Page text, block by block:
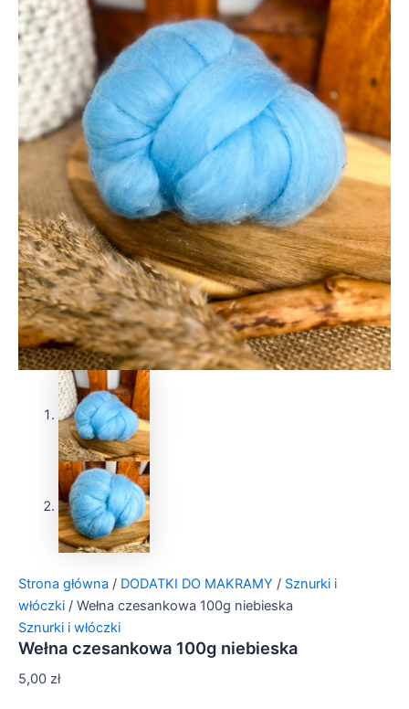
Strona główna / DODATKI DO MAKRAMY / Sznurki i
włóczki / Wełna czesankowa 100g niebieska
Sznurki i włóczki
Wełna czesankowa 100g niebieska
5,00 zł